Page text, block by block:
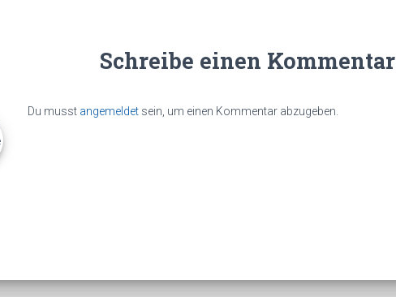
Schreibe einen Kommentar
Du musst angemeldet sein, um einen Kommentar abzugeben.